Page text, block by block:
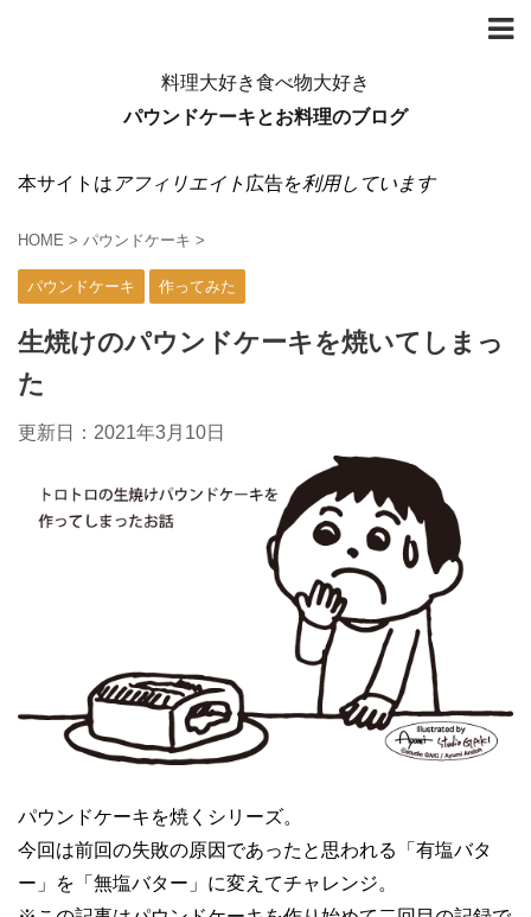
料理大好き食べ物大好き
パウンドケーキとお料理のブログ
本サイトは アフィリエイト 広告を利用しています
HOME > パウンドケーキ >
パウンドケーキ 作ってみた
生焼けのパウンドケーキを焼いてしまっ
た
更新日： 2021年3月10日
パウンドケーキを焼くシリーズ。
今回は前回の失敗の原因であったと思われる「有塩バタ
ー」を「無塩バター」に変えてチャレンジ。